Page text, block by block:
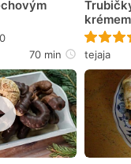
ještě nebyl
70 min
krémem
tejaja